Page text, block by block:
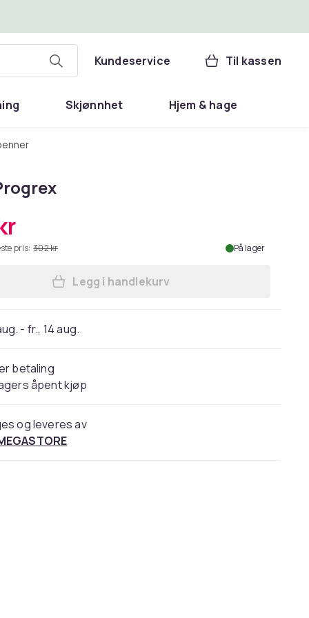
Kundeservice Til kassen
Skjønnhet Hjem & hage
pris: 302 kr På lager
Legg Pilot Progrex i handlekurven
Legg i handlekurv
- fr., 14 aug.
betaling
åpent kjøp
og leveres av